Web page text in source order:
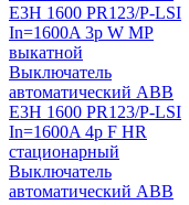
E3H 1600 PR123/P-LSI
In=1600A 3p W MP
выкатной
Выключатель
автоматический ABB
E3H 1600 PR123/P-LSI
In=1600A 4p F HR
стационарный
Выключатель
автоматический ABB